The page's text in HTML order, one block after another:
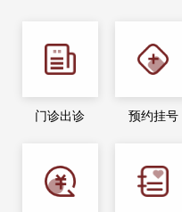
门诊出诊 预约挂号